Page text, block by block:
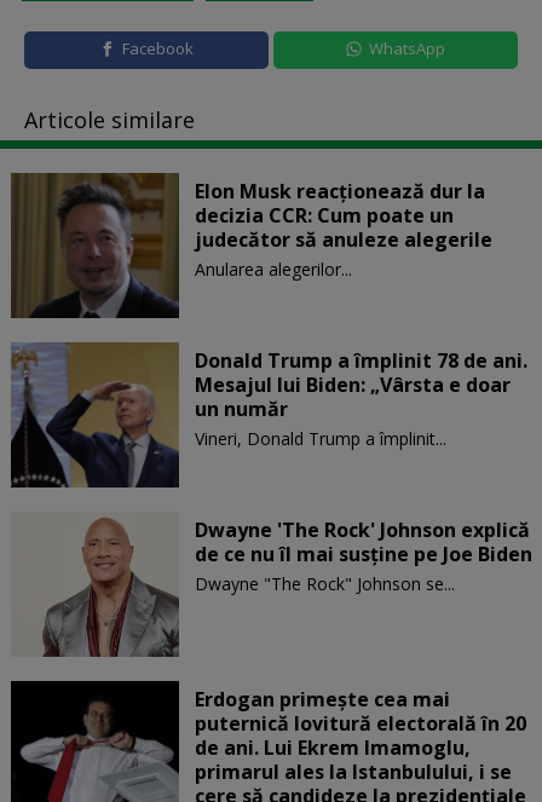
Facebook WhatsApp
Articole similare
Elon Musk reacționează dur la
decizia CCR: Cum poate un
judecător să anuleze alegerile
Anularea alegerilor...
Donald Trump a împlinit 78 de ani.
Mesajul lui Biden: „Vârsta e doar
un număr
Vineri, Donald Trump a împlinit...
Dwayne 'The Rock' Johnson explică
de ce nu îl mai susține pe Joe Biden
Dwayne "The Rock" Johnson se...
Erdogan primește cea mai
puternică lovitură electorală în 20
de ani. Lui Ekrem Imamoglu,
primarul ales la Istanbulului, i se
cere să candideze la prezidențiale